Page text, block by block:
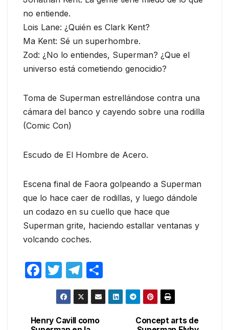
no entiende.
Lois Lane: ¿Quién es Clark Kent?
Ma Kent: Sé un superhombre.
Zod: ¿No lo entiendes, Superman? ¿Que el
universo está cometiendo genocidio?
Toma de Superman estrellándose contra una
cámara del banco y cayendo sobre una rodilla
(Comic Con)
Escudo de El Hombre de Acero.
Escena final de Faora golpeando a Superman
que lo hace caer de rodillas, y luego dándole
un codazo en su cuello que hace que
Superman grite, haciendo estallar ventanas y
volcando coches.
F
e
T
w
itt
er
T
el
e
gr
o
m
Navegación
Concept arts de
Henry Cavill como